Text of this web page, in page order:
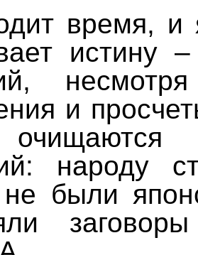
время, и
истину
и
народу
были